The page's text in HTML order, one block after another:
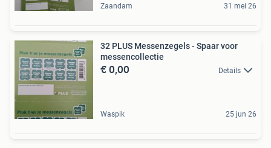
Zaandam 31 mei 26
32 PLUS Messenzegels - Spaar voor
messencollectie
€ 0,00 Details
Waspik 25 jun 26